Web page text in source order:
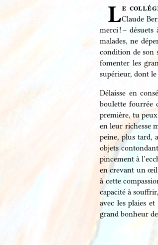
Le
Claude
merci ! –
malades, ne
condition de son
fomenter les
supérieur, dont
Délaisse en
boulette fourrée
première, tu
en leur richesse
peine, plus tard,
objets
pincement à
en crevant un œil
à cette
capacité à
avec les plaies
grand bonheur